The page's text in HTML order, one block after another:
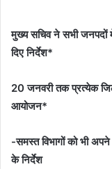
मुख्य सचिव ने सभी जनपदों
दिए निर्देश*
20 जनवरी तक प्रत्येक
आयोजन*
-समस्त विभागों को भी
के निर्देश